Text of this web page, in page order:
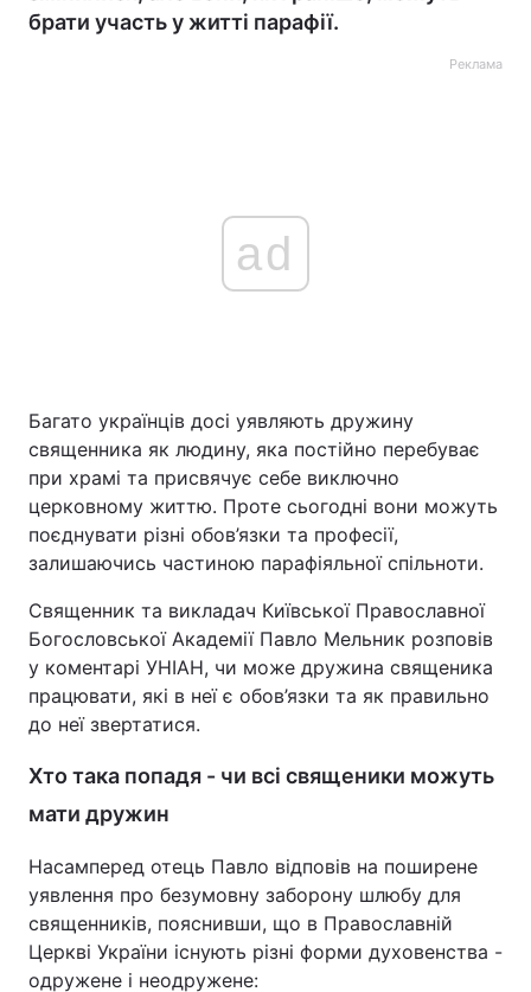
брати участь у житті парафії.
Реклама
ad
Багато українців досі уявляють дружину
священника як людину, яка постійно перебуває
при храмі та присвячує себе виключно
церковному життю. Проте сьогодні вони можуть
поєднувати різні обов’язки та професії,
залишаючись частиною парафіяльної спільноти.
Священник та викладач Київської Православної
Богословської Академії Павло Мельник розповів
у коментарі УНІАН, чи може дружина священика
працювати, які в неї є обов’язки та як правильно
до неї звертатися.
Хто така попадя - чи всі священики можуть
мати дружин
Насамперед отець Павло відповів на поширене
уявлення про безумовну заборону шлюбу для
священників, пояснивши, що в Православній
Церкві України існують різні форми духовенства -
одружене і неодружене: